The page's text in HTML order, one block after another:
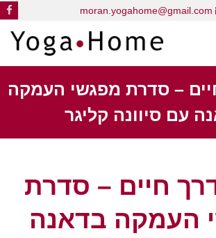
– סדרת מפגשי העמקה
עם סיוונה קליגר
חיים – סדרת
העמקה בדאנה